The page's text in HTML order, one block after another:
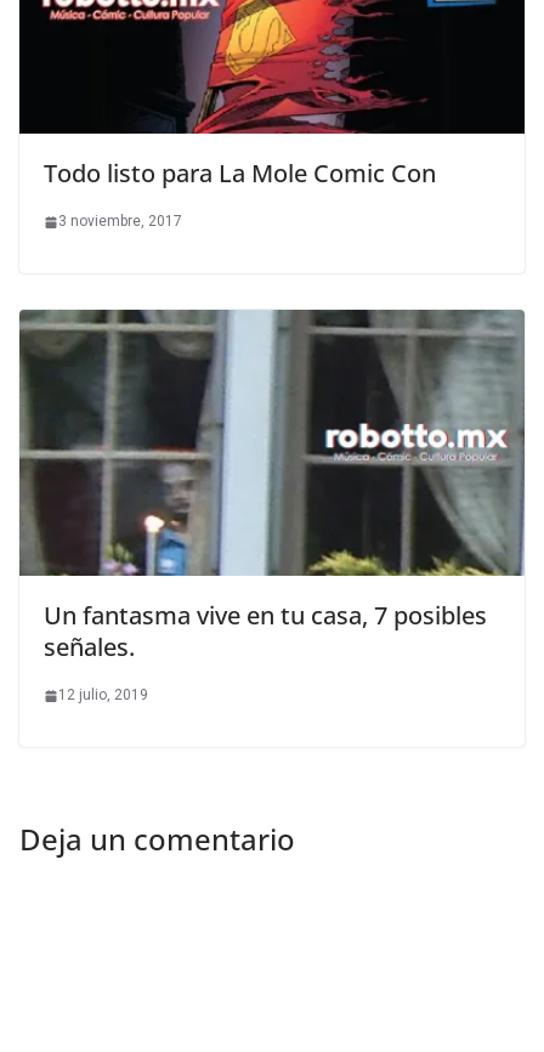
Todo listo para La Mole Comic Con
3 noviembre, 2017
Un fantasma vive en tu casa, 7 posibles
señales.
12 julio, 2019
Deja un comentario